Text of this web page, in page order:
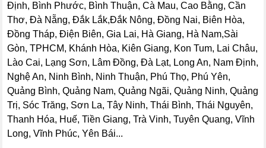
Định, Bình Phước, Bình Thuận, Cà Mau, Cao Bằng, Cần
Thơ, Đà Nẵng, Đắk Lắk,Đắk Nông, Đồng Nai, Biên Hòa,
Đồng Tháp, Điện Biên, Gia Lai, Hà Giang, Hà Nam,Sài
Gòn, TPHCM, Khánh Hòa, Kiên Giang, Kon Tum, Lai Châu,
Lào Cai, Lạng Sơn, Lâm Đồng, Đà Lạt, Long An, Nam Định,
Nghệ An, Ninh Bình, Ninh Thuận, Phú Thọ, Phú Yên,
Quảng Bình, Quảng Nam, Quảng Ngãi, Quảng Ninh, Quảng
Trị, Sóc Trăng, Sơn La, Tây Ninh, Thái Bình, Thái Nguyên,
Thanh Hóa, Huế, Tiền Giang, Trà Vinh, Tuyên Quang, Vĩnh
Long, Vĩnh Phúc, Yên Bái...